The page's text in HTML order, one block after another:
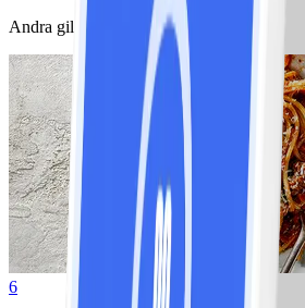
Andra gillade också
6